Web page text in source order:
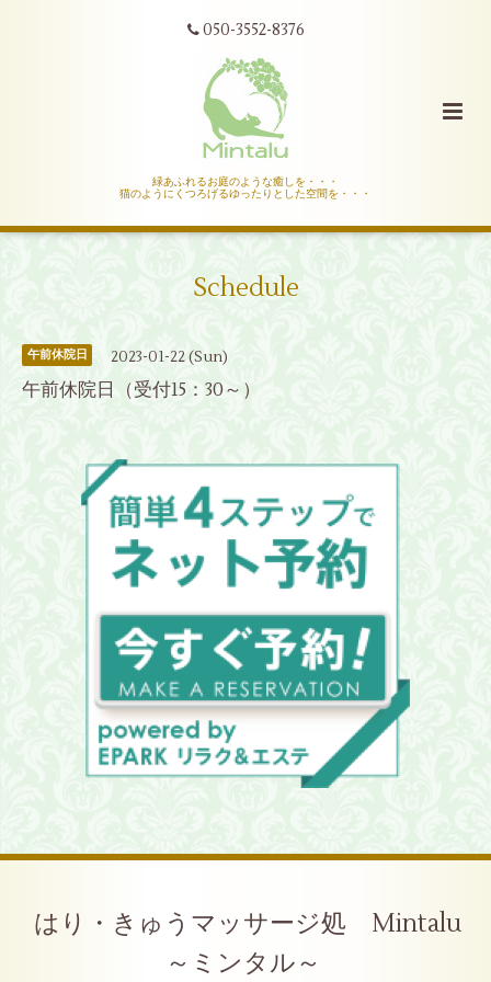
050-3552-8376
緑あふれるお庭のような癒しを・・・
猫のようにくつろげるゆったりとした空間を・・・
Schedule
午前休院日 2023-01-22 (Sun)
午前休院日（受付15：30～）
はり・きゅうマッサージ処 Mintalu
～ミンタル～